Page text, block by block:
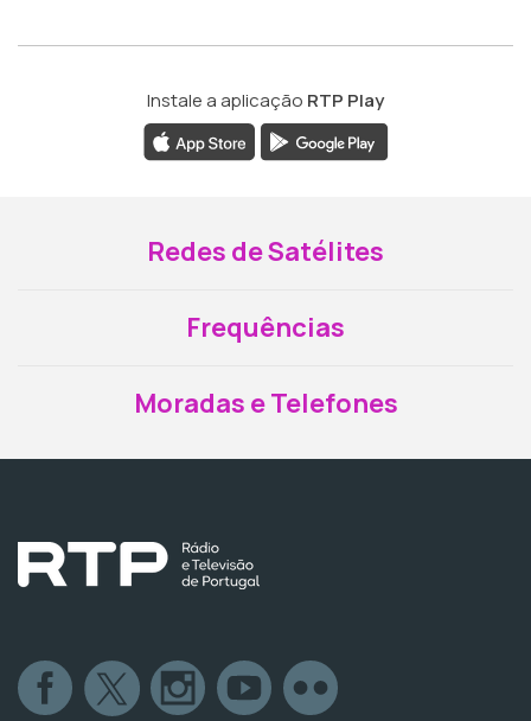
Instale a aplicação RTP Play
Redes de Satélites
Frequências
Moradas e Telefones